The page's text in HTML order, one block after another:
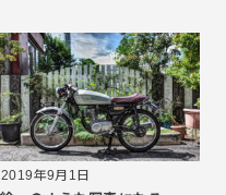
2019年9月1日